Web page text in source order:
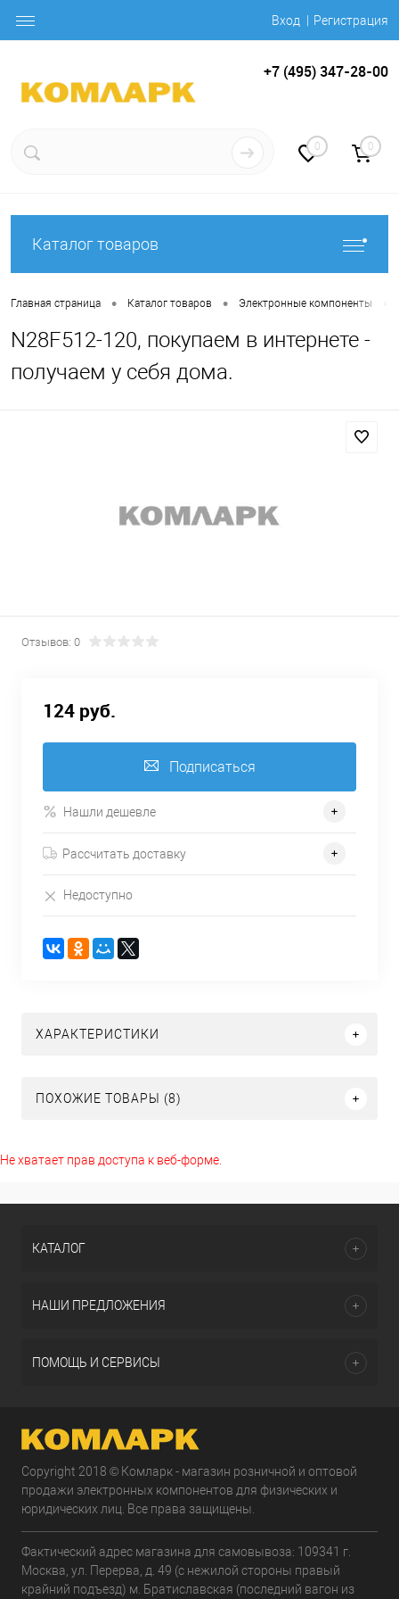
Вход Регистрация
+7 (495) 347-28-00
0 0
Каталог товаров
Главная страница • Каталог товаров • Электронные компоненты
N28F512-120, покупаем в интернете -
получаем у себя дома.
Отзывов: 0
124 руб.
Подписаться
Нашли дешевле
Рассчитать доставку
Недоступно
ХАРАКТЕРИСТИКИ
ПОХОЖИЕ ТОВАРЫ (8)
Не хватает прав доступа к веб-форме.
КАТАЛОГ
НАШИ ПРЕДЛОЖЕНИЯ
ПОМОЩЬ И СЕРВИСЫ
Copyright 2018 © Комларк - магазин розничной и оптовой
продажи электронных компонентов для физических и
юридических лиц. Все права защищены.
Фактический адрес магазина для самовывоза: 109341 г.
Москва, ул. Перерва, д. 49 (с нежилой стороны правый
крайний подъезд) м. Братиславская (последний вагон из